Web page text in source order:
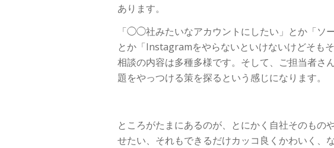
あります。
「◯◯社みたいなアカウントにしたい」とか「ソ
とか「Instagramをやらないといけないけどそも
相談の内容は多種多様です。そして、ご担当者さ
題をやっつける策を探るという感じになります。
ところがたまにあるのが、とにかく自社そのもの
せたい、それもできるだけカッコ良くかわいく、